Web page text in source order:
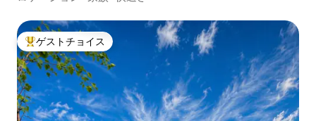
大好評のゲストチョイスです。
ゲストチョイス